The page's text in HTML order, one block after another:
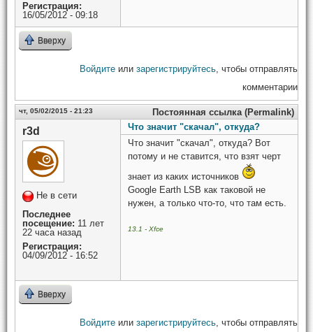
Регистрация:
16/05/2012 - 09:18
Вверху
Войдите или зарегистрируйтесь, чтобы отправлять
комментарии
чт, 05/02/2015 - 21:23 Постоянная ссылка (Permalink)
r3d
Не в сети
Последнее
посещение: 11 лет
22 часа назад
Регистрация:
04/09/2012 - 16:52
Что значит "скачал", откуда?
Что значит "скачал", откуда? Вот
потому и не ставится, что взят черт
знает из каких источников
Google Earth LSB как таковой не
нужен, а только что-то, что там есть.
13.1 - Xfce
Вверху
Войдите или зарегистрируйтесь, чтобы отправлять